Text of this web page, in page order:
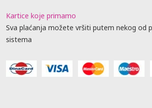
Kartice koje primamo
Sva plaćanja možete vršiti putem nekog od
sistema